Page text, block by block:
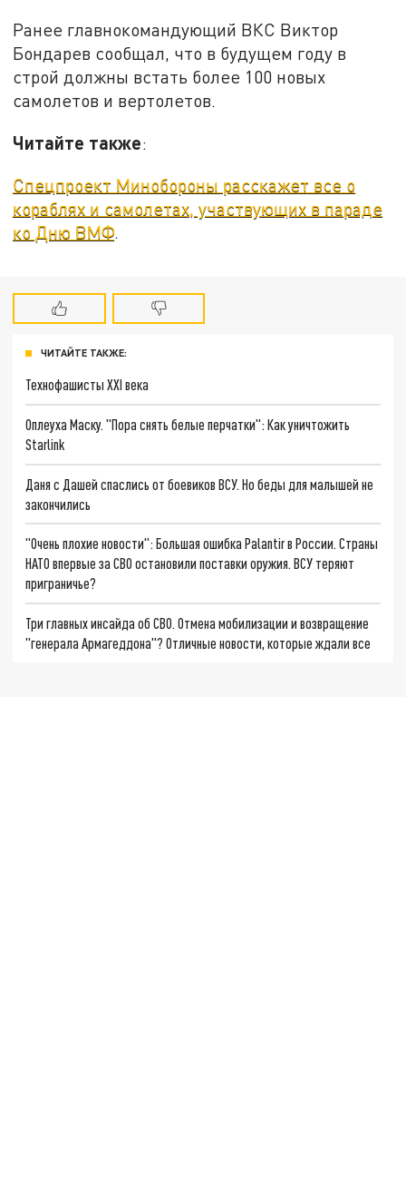
Ранее главнокомандующий ВКС Виктор
Бондарев сообщал, что в будущем году в
строй должны встать более 100 новых
самолетов и вертолетов.
Читайте также:
Спецпроект Минобороны расскажет все о
кораблях и самолетах, участвующих в параде
ко Дню ВМФ.
ЧИТАЙТЕ ТАКЖЕ:
Технофашисты XXI века
Оплеуха Маску. "Пора снять белые перчатки": Как уничтожить
Starlink
Даня с Дашей спаслись от боевиков ВСУ. Но беды для малышей не
закончились
"Очень плохие новости": Большая ошибка Palantir в России. Страны
НАТО впервые за СВО остановили поставки оружия. ВСУ теряют
приграничье?
Три главных инсайда об СВО. Отмена мобилизации и возвращение
"генерала Армагеддона"? Отличные новости, которые ждали все